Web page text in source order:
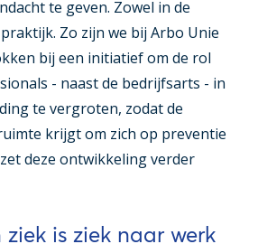
te geven. Zowel in de
Zo zijn we bij Arbo Unie
bij een initiatief om de rol
- naast de bedrijfsarts - in
te vergroten, zodat de
krijgt om zich op preventie
deze ontwikkeling verder
ziek is ziek naar werk